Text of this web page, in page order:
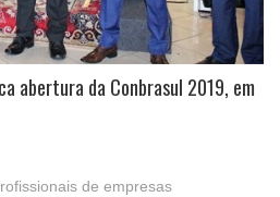
abertura da Conbrasul 2019, em
de empresas